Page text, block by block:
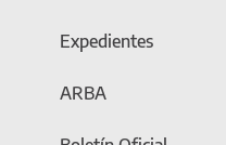
Expedientes
ARBA